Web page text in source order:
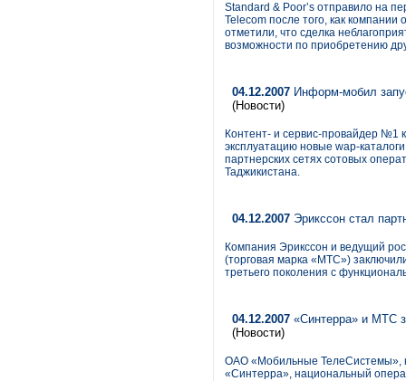
Standard & Poor’s отправило на
Telecom после того, как
отметили, что сделка
возможности по приобретению
04.12.2007 Информ-мобил
(Новости)
Контент- и сервис-провайдер
эксплуатацию новые wap-
партнерских сетях сотовых
Таджикистана.
04.12.2007 Эрикссон стал
Компания Эрикссон и ведущий
(торговая марка «МТС»)
третьего поколения с
04.12.2007 «Синтерра» и МТС
(Новости)
ОАО «Мобильные ТелеCистемы»,
«Синтерра», национальный